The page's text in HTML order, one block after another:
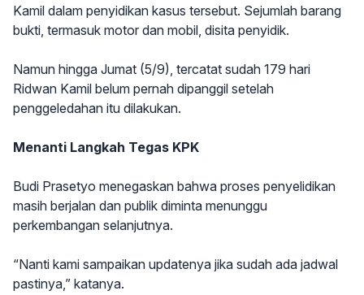
Kamil dalam penyidikan kasus tersebut. Sejumlah barang
bukti, termasuk motor dan mobil, disita penyidik.
Namun hingga Jumat (5/9), tercatat sudah 179 hari
Ridwan Kamil belum pernah dipanggil setelah
penggeledahan itu dilakukan.
Menanti Langkah Tegas KPK
Budi Prasetyo menegaskan bahwa proses penyelidikan
masih berjalan dan publik diminta menunggu
perkembangan selanjutnya.
“Nanti kami sampaikan updatenya jika sudah ada jadwal
pastinya,” katanya.